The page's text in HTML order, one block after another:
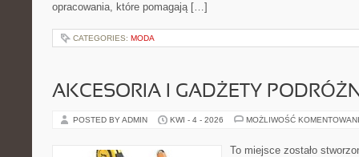
opracowania, które pomagają […]
CATEGORIES: MODA
AKCESORIA I GADŻETY
POSTED BY ADMIN KWI - 4 - 2026 MOŻLIWOŚĆ
To miejsce zostało